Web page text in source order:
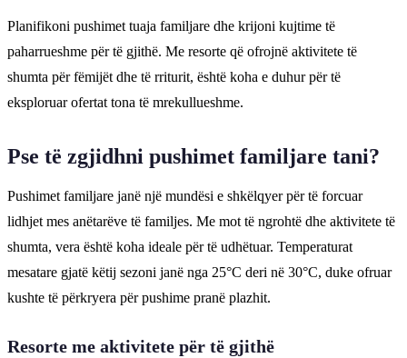
Planifikoni pushimet tuaja familjare dhe krijoni kujtime të
paharrueshme për të gjithë. Me resorte që ofrojnë aktivitete të
shumta për fëmijët dhe të rriturit, është koha e duhur për të
eksploruar ofertat tona të mrekullueshme.
Pse të zgjidhni pushimet familjare tani?
Pushimet familjare janë një mundësi e shkëlqyer për të forcuar
lidhjet mes anëtarëve të familjes. Me mot të ngrohtë dhe aktivitete të
shumta, vera është koha ideale për të udhëtuar. Temperaturat
mesatare gjatë këtij sezoni janë nga 25°C deri në 30°C, duke ofruar
kushte të përkryera për pushime pranë plazhit.
Resorte me aktivitete për të gjithë